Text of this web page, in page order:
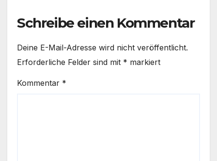
Schreibe einen Kommentar
Deine E-Mail-Adresse wird nicht veröffentlicht.
Erforderliche Felder sind mit * markiert
Kommentar *